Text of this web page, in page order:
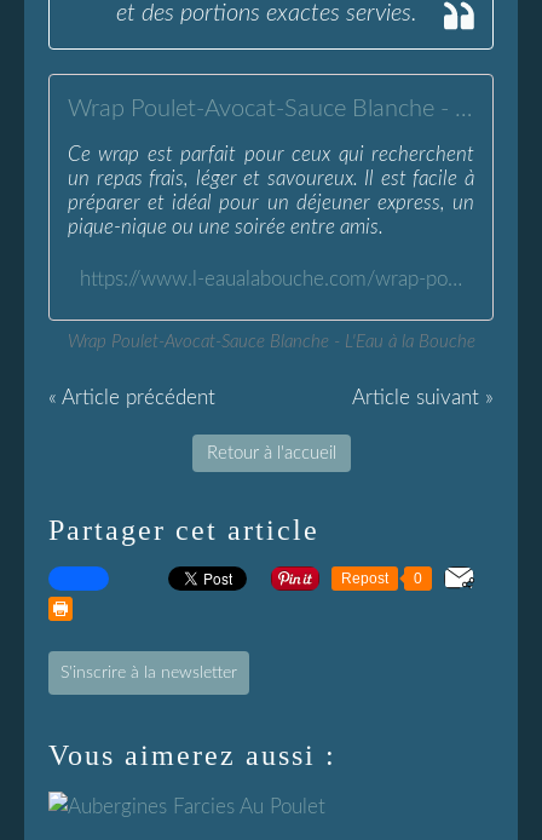
et des portions exactes servies.
Wrap Poulet-Avocat-Sauce Blanche - L'Eau à la Bouche
Ce wrap est parfait pour ceux qui recherchent
un repas frais, léger et savoureux. Il est facile à
préparer et idéal pour un déjeuner express, un
pique-nique ou une soirée entre amis.
https://www.l-eaualabouche.com/wrap-poulet-avocat-sauce-blanche.html
Wrap Poulet-Avocat-Sauce Blanche - L'Eau à la Bouche
« Article précédent Article suivant »
Retour à l'accueil
Partager cet article
Repost 0
S'inscrire à la newsletter
Vous aimerez aussi :